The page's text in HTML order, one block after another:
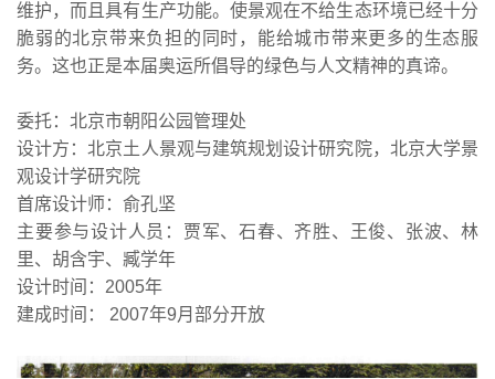
维护，而且具有生产功能。使景观在不给生态环境已经十分
脆弱的北京带来负担的同时，能给城市带来更多的生态服
务。这也正是本届奥运所倡导的绿色与人文精神的真谛。
委托：北京市朝阳公园管理处
设计方：北京土人景观与建筑规划设计研究院，北京大学景
观设计学研究院
首席设计师：俞孔坚
主要参与设计人员：贾军、石春、齐胜、王俊、张波、林
里、胡含宇、臧学年
设计时间：2005年
建成时间： 2007年9月部分开放